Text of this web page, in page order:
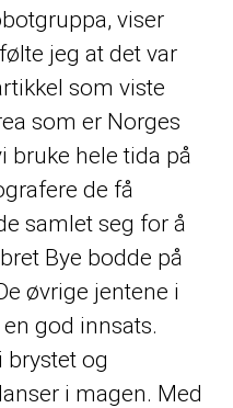
viser
jeg at det var
som viste
som er Norges
bruke hele tida på
de få
samlet seg for å
Bye bodde på
øvrige jentene i
god innsats.
brystet og
i magen. Med